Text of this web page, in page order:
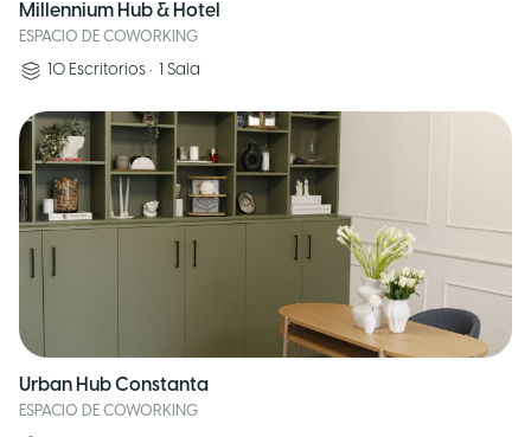
Millennium Hub & Hotel
ESPACIO DE COWORKING
10 Escritorios • 1 Sala
Urban Hub Constanta
ESPACIO DE COWORKING